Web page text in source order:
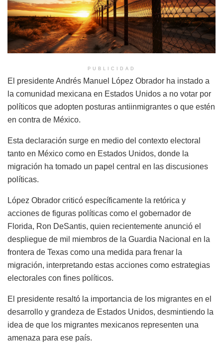
PUBLICIDAD
El presidente Andrés Manuel López Obrador ha instado a
la comunidad mexicana en Estados Unidos a no votar por
políticos que adopten posturas antiinmigrantes o que estén
en contra de México.
Esta declaración surge en medio del contexto electoral
tanto en México como en Estados Unidos, donde la
migración ha tomado un papel central en las discusiones
políticas.
López Obrador criticó específicamente la retórica y
acciones de figuras políticas como el gobernador de
Florida, Ron DeSantis, quien recientemente anunció el
despliegue de mil miembros de la Guardia Nacional en la
frontera de Texas como una medida para frenar la
migración, interpretando estas acciones como estrategias
electorales con fines políticos.
El presidente resaltó la importancia de los migrantes en el
desarrollo y grandeza de Estados Unidos, desmintiendo la
idea de que los migrantes mexicanos representen una
amenaza para ese país.